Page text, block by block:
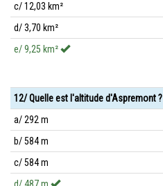
c/ 12,03 km²
d/ 3,70 km²
e/ 9,25 km²
12/ Quelle est l'altitude d'Aspremont ?
a/ 292 m
b/ 584 m
c/ 584 m